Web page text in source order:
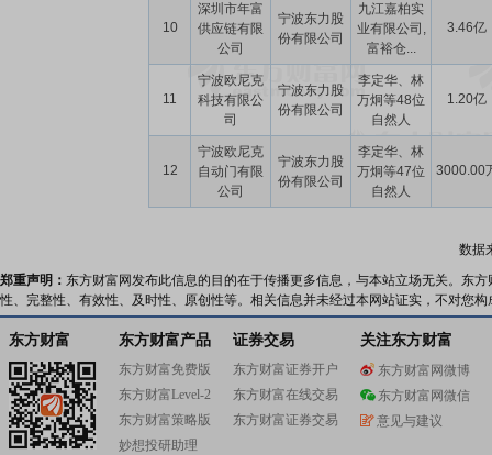
10
深圳市年富
供应链有限
公司
宁波东力股
份有限公司
九江嘉柏实
业有限公司,
富裕仓...
3.46亿
11
宁波欧尼克
科技有限公
司
宁波东力股
份有限公司
李定华、林
万炯等48位
自然人
1.20亿
12
宁波欧尼克
自动门有限
公司
宁波东力股
份有限公司
李定华、林
万炯等47位
自然人
3000.00
数据
郑重声明： 东方财富网发布此信息的目的在于传播更多信息，与本站立场无关。东
性、完整性、有效性、及时性、原创性等。相关信息并未经过本网站证实，不对您
东方财富 东方财富产品
东方财富免费版
东方财富Level-2
东方财富策略版
妙想投研助理
证券交易
东方财富证券开户
东方财富在线交易
东方财富证券交易
关注东方财富
东方财富网微博
东方财富网微信
意见与建议